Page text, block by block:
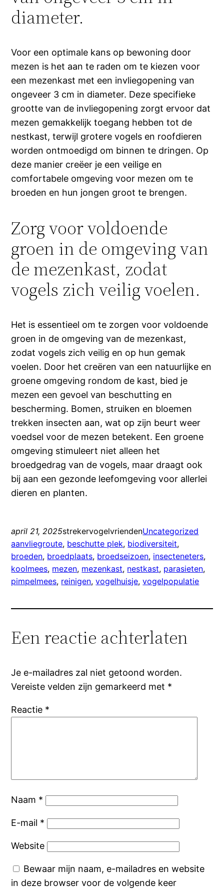
diameter.
Voor een optimale kans op bewoning door
mezen is het aan te raden om te kiezen voor
een mezenkast met een invliegopening van
ongeveer 3 cm in diameter. Deze specifieke
grootte van de invliegopening zorgt ervoor dat
mezen gemakkelijk toegang hebben tot de
nestkast, terwijl grotere vogels en roofdieren
worden ontmoedigd om binnen te dringen. Op
deze manier creëer je een veilige en
comfortabele omgeving voor mezen om te
broeden en hun jongen groot te brengen.
Zorg voor voldoende
groen in de omgeving van
de mezenkast, zodat
vogels zich veilig voelen.
Het is essentieel om te zorgen voor voldoende
groen in de omgeving van de mezenkast,
zodat vogels zich veilig en op hun gemak
voelen. Door het creëren van een natuurlijke en
groene omgeving rondom de kast, bied je
mezen een gevoel van beschutting en
bescherming. Bomen, struiken en bloemen
trekken insecten aan, wat op zijn beurt weer
voedsel voor de mezen betekent. Een groene
omgeving stimuleert niet alleen het
broedgedrag van de vogels, maar draagt ook
bij aan een gezonde leefomgeving voor allerlei
dieren en planten.
april 21, 2025strekervogelvriendenUncategorized
aanvliegroute, beschutte plek, biodiversiteit
broeden, broedplaats, broedseizoen, insecteneters
koolmees, mezen, mezenkast, nestkast, parasieten
pimpelmees, reinigen, vogelhuisje, vogelpopulatie
Een reactie achterlaten
Je e-mailadres zal niet getoond worden.
Vereiste velden zijn gemarkeerd met *
Reactie *
Naam *
E-mail *
Website
Bewaar mijn naam, e-mailadres en website
in deze browser voor de volgende keer